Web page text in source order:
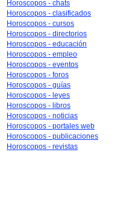
Horoscopos - chats
Horoscopos - clasificados
Horoscopos - cursos
Horoscopos - directorios
Horoscopos - educación
Horoscopos - empleo
Horoscopos - eventos
Horoscopos - foros
Horoscopos - guías
Horoscopos - leyes
Horoscopos - libros
Horoscopos - noticias
Horoscopos - portales web
Horoscopos - publicaciones
Horoscopos - revistas